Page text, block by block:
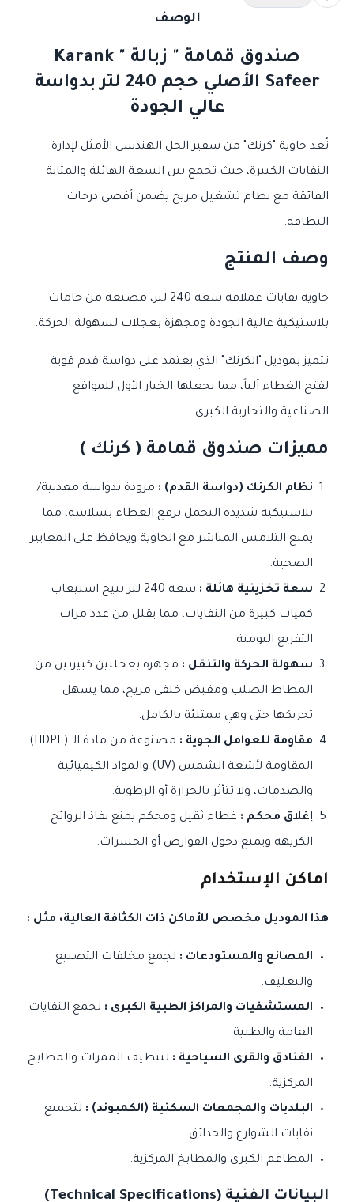
الوصف
صندوق قمامة " زبالة " Karank
Safeer الأصلي حجم 240 لتر بدواسة
عالي الجودة
تُعد حاوية "كرنك" من سفير الحل الهندسي الأمثل لإدارة
النفايات الكبيرة، حيث تجمع بين السعة الهائلة والمتانة
الفائقة مع نظام تشغيل مريح يضمن أقصى درجات
النظافة.
وصف المنتج
حاوية نفايات عملاقة سعة 240 لتر، مصنعة من خامات
بلاستيكية عالية الجودة ومجهزة بعجلات لسهولة الحركة.
تتميز بموديل "الكرنك" الذي يعتمد على دواسة قدم قوية
لفتح الغطاء آلياً، مما يجعلها الخيار الأول للمواقع
الصناعية والتجارية الكبرى.
مميزات صندوق قمامة ( كرنك )
نظام الكرنك (دواسة القدم) : مزودة بدواسة معدنية/
بلاستيكية شديدة التحمل ترفع الغطاء بسلاسة، مما
يمنع التلامس المباشر مع الحاوية ويحافظ على المعايير
الصحية.
سعة تخزينية هائلة :
سعة 240 لتر تتيح استيعاب
كميات كبيرة من النفايات، مما يقلل من عدد مرات
التفريغ اليومية.
سهولة الحركة والتنقل : مجهزة بعجلتين كبيرتين من
المطاط الصلب ومقبض خلفي مريح، مما يسهل
تحريكها حتى وهي ممتلئة بالكامل.
مقاومة للعوامل الجوية :
مصنوعة من مادة الـ (HDPE)
المقاومة لأشعة الشمس (UV) والمواد الكيميائية
والصدمات، ولا تتأثر بالحرارة أو الرطوبة.
إغلاق محكم : غطاء ثقيل ومحكم يمنع نفاذ الروائح
الكريهة ويمنع دخول القوارض أو الحشرات.
اماكن الإستخدام
هذا الموديل مخصص للأماكن ذات الكثافة العالية، مثل :
المصانع والمستودعات : لجمع مخلفات التصنيع
والتغليف.
المستشفيات والمراكز الطبية الكبرى : لجمع النفايات
العامة والطبية.
الفنادق والقرى السياحية : لتنظيف الممرات والمطابخ
المركزية.
البلديات والمجمعات السكنية (الكمبوند) : لتجميع
نفايات الشوارع والحدائق.
المطاعم الكبرى والمطابخ المركزية.
البيانات الفنية (Technical Specifications)